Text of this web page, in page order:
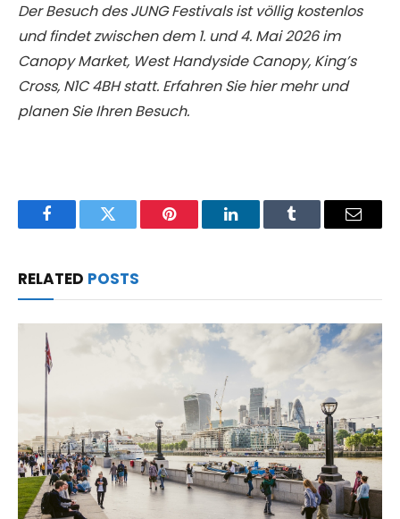
Der Besuch des JUNG Festivals ist völlig kostenlos
und findet zwischen dem 1. und 4. Mai 2026 im
Canopy Market, West Handyside Canopy, King’s
Cross, N1C 4BH statt. Erfahren Sie hier mehr und
planen Sie Ihren Besuch.
FacebookTwitter Pinterest LinkedInTumblr Email
RELATED POSTS